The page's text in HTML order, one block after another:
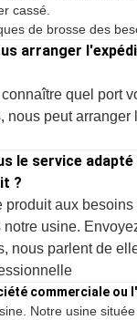
cassé.
de brosse des
arranger
quel port
nous peut arranger
le service adapté
?
produit aux
usine.
nous parlent de
commerciale ou
Notre usine